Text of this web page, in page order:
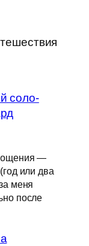
соло-
—
или два
меня
после